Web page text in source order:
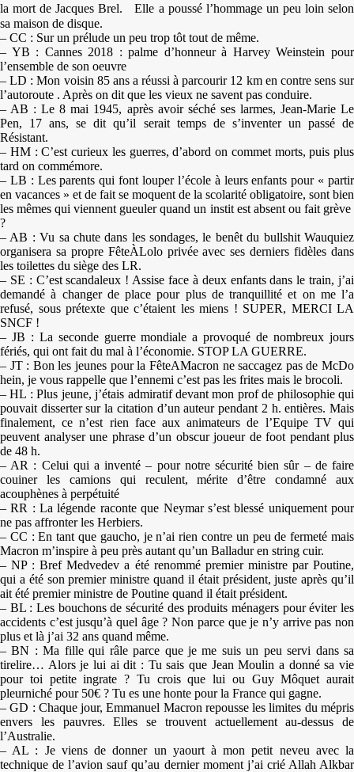
la mort de Jacques Brel. Elle a poussé l’hommage un peu loin selon
sa maison de disque.
– CC : Sur un prélude un peu trop tôt tout de même.
– YB : Cannes 2018 : palme d’honneur à Harvey Weinstein pour
l’ensemble de son oeuvre
– LD : Mon voisin 85 ans a réussi à parcourir 12 km en contre sens sur
l’autoroute . Après on dit que les vieux ne savent pas conduire.
– AB : Le 8 mai 1945, après avoir séché ses larmes, Jean-Marie Le
Pen, 17 ans, se dit qu’il serait temps de s’inventer un passé de
Résistant.
– HM : C’est curieux les guerres, d’abord on commet morts, puis plus
tard on commémore.
– LB : Les parents qui font louper l’école à leurs enfants pour « partir
en vacances » et de fait se moquent de la scolarité obligatoire, sont bien
les mêmes qui viennent gueuler quand un instit est absent ou fait grève
?
– AB : Vu sa chute dans les sondages, le benêt du bullshit Wauquiez
organisera sa propre FêteÀLolo privée avec ses derniers fidèles dans
les toilettes du siège des LR.
– SE : C’est scandaleux ! Assise face à deux enfants dans le train, j’ai
demandé à changer de place pour plus de tranquillité et on me l’a
refusé, sous prétexte que c’étaient les miens ! SUPER, MERCI LA
SNCF !
– JB : La seconde guerre mondiale a provoqué de nombreux jours
fériés, qui ont fait du mal à l’économie. STOP LA GUERRE.
– JT : Bon les jeunes pour la FêteAMacron ne saccagez pas de McDo
hein, je vous rappelle que l’ennemi c’est pas les frites mais le brocoli.
– HL : Plus jeune, j’étais admiratif devant mon prof de philosophie qui
pouvait disserter sur la citation d’un auteur pendant 2 h. entières. Mais
finalement, ce n’est rien face aux animateurs de l’Equipe TV qui
peuvent analyser une phrase d’un obscur joueur de foot pendant plus
de 48 h.
– AR : Celui qui a inventé – pour notre sécurité bien sûr – de faire
couiner les camions qui reculent, mérite d’être condamné aux
acouphènes à perpétuité
– RR : La légende raconte que Neymar s’est blessé uniquement pour
ne pas affronter les Herbiers.
– CC : En tant que gaucho, je n’ai rien contre un peu de fermeté mais
Macron m’inspire à peu près autant qu’un Balladur en string cuir.
– NP : Bref Medvedev a été renommé premier ministre par Poutine,
qui a été son premier ministre quand il était président, juste après qu’il
ait été premier ministre de Poutine quand il était président.
– BL : Les bouchons de sécurité des produits ménagers pour éviter les
accidents c’est jusqu’à quel âge ? Non parce que je n’y arrive pas non
plus et là j’ai 32 ans quand même.
– BN : Ma fille qui râle parce que je me suis un peu servi dans sa
tirelire… Alors je lui ai dit : Tu sais que Jean Moulin a donné sa vie
pour toi petite ingrate ? Tu crois que lui ou Guy Môquet aurait
pleurniché pour 50€ ? Tu es une honte pour la France qui gagne.
– GD : Chaque jour, Emmanuel Macron repousse les limites du mépris
envers les pauvres. Elles se trouvent actuellement au-dessus de
l’Australie.
– AL : Je viens de donner un yaourt à mon petit neveu avec la
technique de l’avion sauf qu’au dernier moment j’ai crié Allah Alkbar